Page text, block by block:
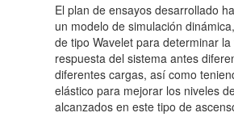
El plan de ensayos desarrollado
un modelo de simulación
de tipo Wavelet para determinar
respuesta del sistema antes
diferentes cargas, así como
elástico para mejorar los niveles
alcanzados en este tipo de